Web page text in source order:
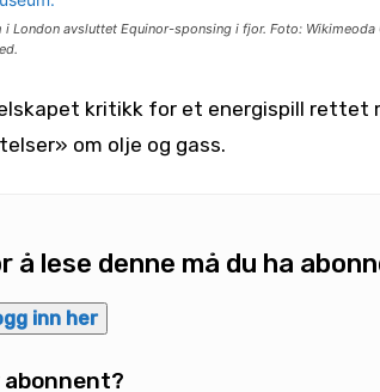
i London avsluttet Equinor-sponsing i fjor. Foto:
kritikk for et energispill rettet
om olje og gass.
å lese denne må du ha
inn her
abonnent?